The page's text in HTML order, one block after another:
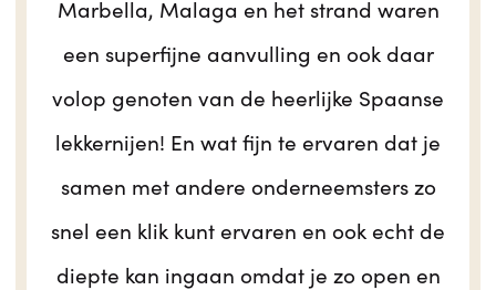
Marbella, Malaga en het strand waren
een superfijne aanvulling en ook daar
volop genoten van de heerlijke Spaanse
lekkernijen! En wat fijn te ervaren dat je
samen met andere onderneemsters zo
snel een klik kunt ervaren en ook echt de
diepte kan ingaan omdat je zo open en